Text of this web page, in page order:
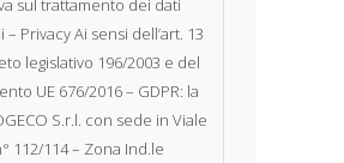
sul trattamento dei dati
Privacy Ai sensi dell’art. 13
legislativo 196/2003 e del
UE 676/2016 – GDPR: la
S.r.l. con sede in Viale
112/114 – Zona Ind.le